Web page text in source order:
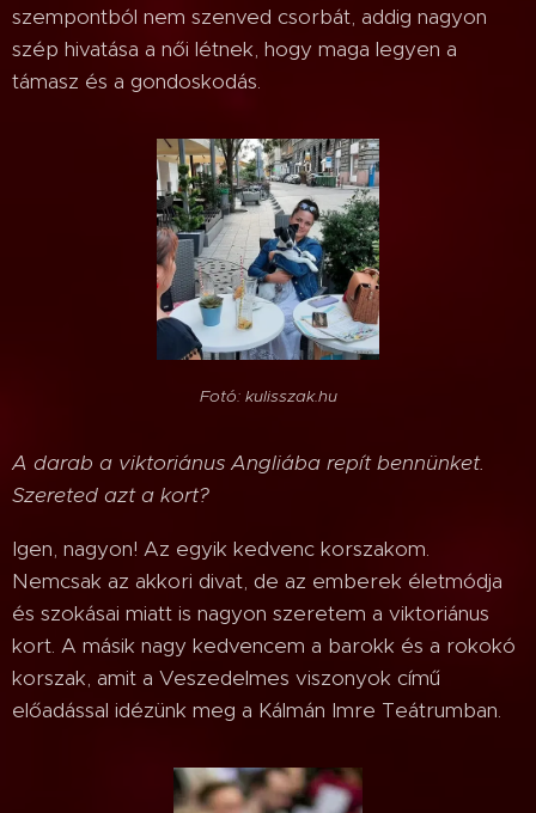
szempontból nem szenved csorbát, addig nagyon
szép hivatása a női létnek, hogy maga legyen a
támasz és a gondoskodás.
Fotó: kulisszak.hu
A darab a viktoriánus Angliába repít bennünket.
Szereted azt a kort?
Igen, nagyon! Az egyik kedvenc korszakom.
Nemcsak az akkori divat, de az emberek életmódja
és szokásai miatt is nagyon szeretem a viktoriánus
kort. A másik nagy kedvencem a barokk és a rokokó
korszak, amit a Veszedelmes viszonyok című
előadással idézünk meg a Kálmán Imre Teátrumban.